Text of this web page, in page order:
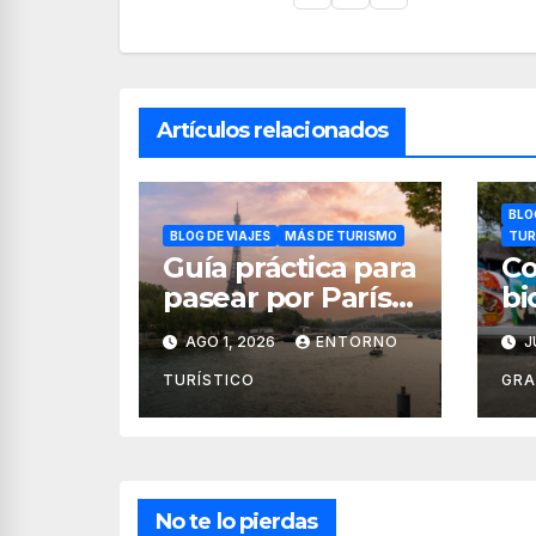
Artículos relacionados
BLOG DE VIAJES MÁS DE TURISMO
Guía práctica para
pasear por París
con seguridad
AGO 1, 2026 ENTORNO
TURÍSTICO
No te lo pierdas